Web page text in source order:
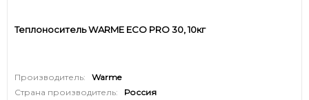
Теплоноситель WARME ECO PRO 30, 10кг
Производитель:
Warme
Страна производитель:
Россия